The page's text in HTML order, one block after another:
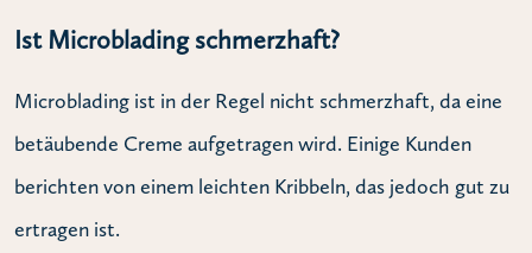
Ist Microblading schmerzhaft?
Microblading ist in der Regel nicht schmerzhaft, da eine
betäubende Creme aufgetragen wird. Einige Kunden
berichten von einem leichten Kribbeln, das jedoch gut zu
ertragen ist.